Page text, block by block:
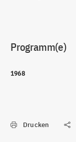
Programm(e)
1968
Drucken